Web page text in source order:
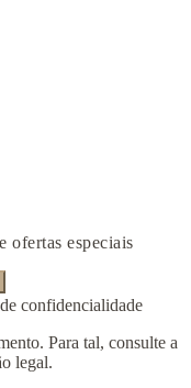
ofertas especiais
confidencialidade
Para tal, consulte a
legal.